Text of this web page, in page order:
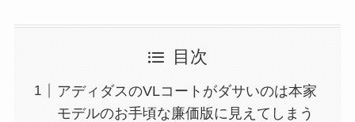
目次
アディダスのVLコートがダサいのは本家
モデルのお手頃な廉価版に見えてしまう